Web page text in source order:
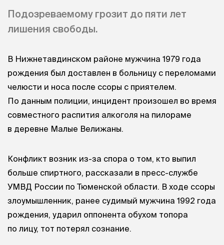
Подозреваемому грозит до пяти лет
лишения свободы.
В Нижнетавдинском районе мужчина 1979 года
рождения был доставлен в больницу с переломами
челюсти и носа после ссоры с приятелем.
По данным полиции, инцидент произошел во время
совместного распития алкоголя на пилораме
в деревне Малые Велижаны.
Конфликт возник из-за спора о том, кто выпил
больше спиртного, рассказали в пресс-службе
УМВД России по Тюменской области. В ходе ссоры
злоумышленник, ранее судимый мужчина 1992 года
рождения, ударил оппонента обухом топора
по лицу, тот потерял сознание.